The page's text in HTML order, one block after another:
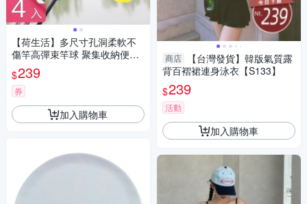
【荷生活】多尺寸孔洞柔軟不
傷竿高彈束竿球 聚集收納便於
攜帶護竿固定器-4入組
$239
券
加入購物車
商店
【台灣發貨】韓版氣質露
背百褶裙連身泳衣【S133】
$239
活動
加入購物車